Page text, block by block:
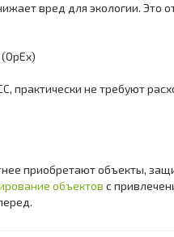
вред для экологии.
практически не требуют
приобретают объекты,
объектов с